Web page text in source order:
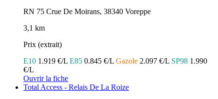
RN 75 Crue De Moirans, 38340 Voreppe
3,1 km
Prix (extrait)
E10 1.919 €/L E85 0.845 €/L Gazole 2.097 €/L SP98 1.990
€/L
Ouvrir la fiche
Total Access - Relais De La Roize